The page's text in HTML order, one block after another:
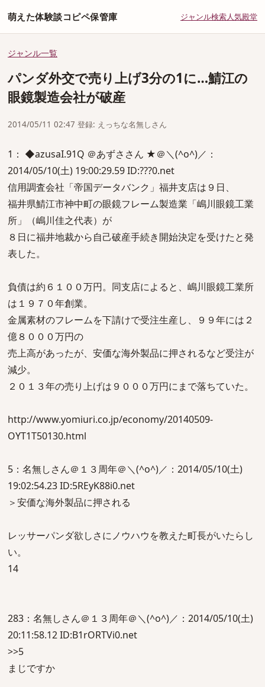
萌えた体験談コピペ保管庫 ジャンル検索人気殿堂
ジャンル一覧
パンダ外交で売り上げ3分の1に…鯖江の
眼鏡製造会社が破産
2014/05/11 02:47 登録: えっちな名無しさん
1： ◆azusaI.91Q ＠あずささん ★＠＼(^o^)／：
2014/05/10(土) 19:00:29.59 ID:???0.net
信用調査会社「帝国データバンク」福井支店は９日、
福井県鯖江市神中町の眼鏡フレーム製造業「嶋川眼鏡工業
所」（嶋川佳之代表）が
８日に福井地裁から自己破産手続き開始決定を受けたと発
表した。
負債は約６１００万円。同支店によると、嶋川眼鏡工業所
は１９７０年創業。
金属素材のフレームを下請けで受注生産し、９９年には２
億８０００万円の
売上高があったが、安価な海外製品に押されるなど受注が
減少。
２０１３年の売り上げは９０００万円にまで落ちていた。
http://www.yomiuri.co.jp/economy/20140509-
OYT1T50130.html
5：名無しさん＠１３周年＠＼(^o^)／：2014/05/10(土)
19:02:54.23 ID:5REyK88i0.net
＞安価な海外製品に押される
レッサーパンダ欲しさにノウハウを教えた町長がいたらし
い。
14
283：名無しさん＠１３周年＠＼(^o^)／：2014/05/10(土)
20:11:58.12 ID:B1rORTVi0.net
>>5
まじですか